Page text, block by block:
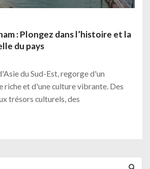
: Plongez dans l’histoire et la
du pays
du Sud-Est, regorge d'un
riche et d'une culture vibrante. Des
trésors culturels, des